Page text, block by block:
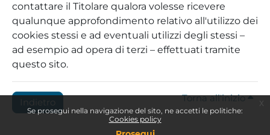
Se prosegui nella navigazione del sito, ne accetti le politiche:
Cookies policy
contattare il Titolare qualora volesse ricevere
qualunque approfondimento relativo all'utilizzo dei
cookies stessi e ad eventuali utilizzi degli stessi –
ad esempio ad opera di terzi – effettuati tramite
questo sito.
Indietro Torna all'inizio